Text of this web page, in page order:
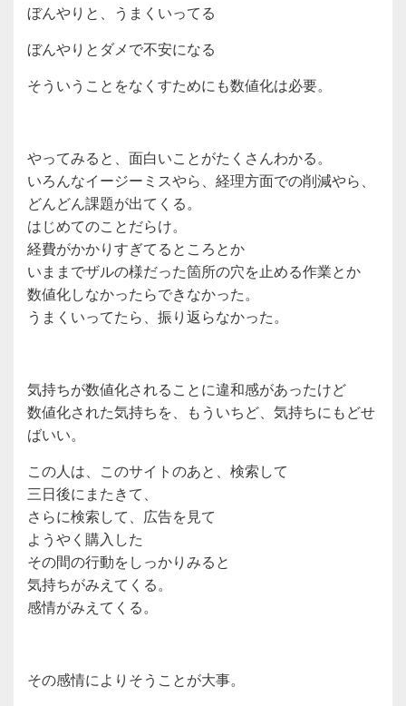
ぼんやりと、うまくいってる
ぼんやりとダメで不安になる
そういうことをなくすためにも数値化は必要。
やってみると、面白いことがたくさんわかる。
いろんなイージーミスやら、経理方面での削減やら、
どんどん課題が出てくる。
はじめてのことだらけ。
経費がかかりすぎてるところとか
いままでザルの様だった箇所の穴を止める作業とか
数値化しなかったらできなかった。
うまくいってたら、振り返らなかった。
気持ちが数値化されることに違和感があったけど
数値化された気持ちを、もういちど、気持ちにもどせ
ばいい。
この人は、このサイトのあと、検索して
三日後にまたきて、
さらに検索して、広告を見て
ようやく購入した
その間の行動をしっかりみると
気持ちがみえてくる。
感情がみえてくる。
その感情によりそうことが大事。